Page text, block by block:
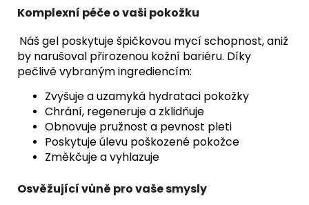
Komplexní péče o vaši pokožku
Náš gel poskytuje špičkovou mycí schopnost, aniž
by narušoval přirozenou kožní bariéru. Díky
pečlivě vybraným ingrediencím:
Zvyšuje a uzamyká hydrataci pokožky
Chrání, regeneruje a zklidňuje
Obnovuje pružnost a pevnost pleti
Poskytuje úlevu poškozené pokožce
Změkčuje a vyhlazuje
Osvěžující vůně pro vaše smysly